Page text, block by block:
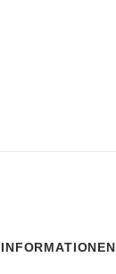
INFORMATIONEN